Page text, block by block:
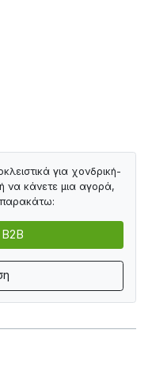
για χονδρική-
να κάνετε μια αγορά,
παρακάτω: